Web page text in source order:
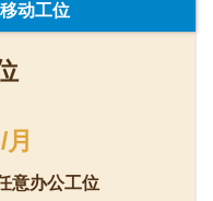
动工位
意办公工位